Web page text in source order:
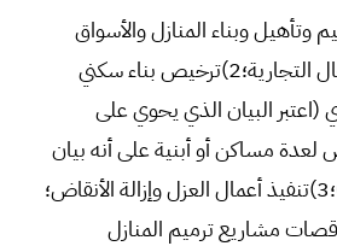
وتأهيل وبناء المنازل والأسواق
والمحال التجارية؛2)ترخيص بناء سكني
(اعتبر البيان الذي يحوي على
لعدة مساكن أو أبنية على أنه بيان
واحد)؛3)تنفيذ أعمال العزل وإزالة الأنقاض؛